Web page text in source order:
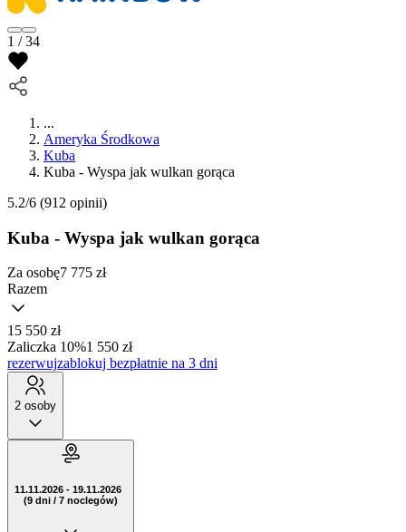
1 / 34
...
Ameryka Środkowa
Kuba
Kuba - Wyspa jak wulkan gorąca
5.2/6 (912 opinii)
Kuba - Wyspa jak wulkan gorąca
Za osobę7 775 zł
Razem
15 550 zł
Zaliczka 10%1 550 zł
rezerwujzablokuj bezpłatnie na 3 dni
2 osoby
11.11.2026 - 19.11.2026
(9 dni / 7 noclegów)